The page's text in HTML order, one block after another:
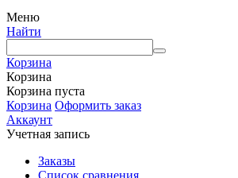
Меню
Найти
Корзина
Корзина
Корзина пуста
Корзина Оформить заказ
Аккаунт
Учетная запись
Заказы